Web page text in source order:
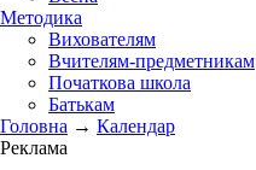
Методика
Вихователям
Вчителям-предметникам
Початкова школа
Батькам
Головна → Календар
Реклама